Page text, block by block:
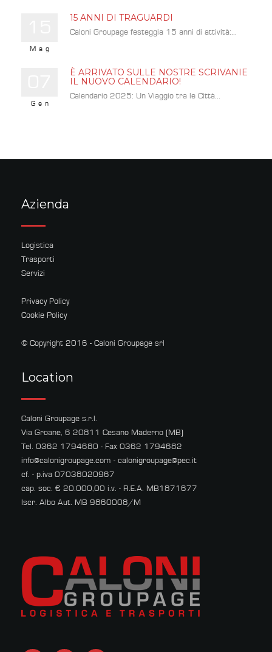
Mag
15 ANNI DI TRAGUARDI
Caloni Groupage festeggia 15 anni di attività:...
Gen
È ARRIVATO SULLE NOSTRE SCRIVANIE
IL NUOVO CALENDARIO!
Calendario 2025: Un Viaggio tra le Città...
Azienda
Logistica
Trasporti
Servizi
Privacy Policy
Cookie Policy
© Copyright 2016 - Caloni Groupage srl
Location
Caloni Groupage s.r.l.
Via Groane, 6 20811 Cesano Maderno (MB)
Tel. 0362 1794680 - Fax 0362 1794682
info@calonigroupage.com - calonigroupage@pec.it
cf. - p.iva 07038020967
cap. soc. € 20.000,00 i.v. - R.E.A. MB1871677
Iscr. Albo Aut. MB 9860008/M